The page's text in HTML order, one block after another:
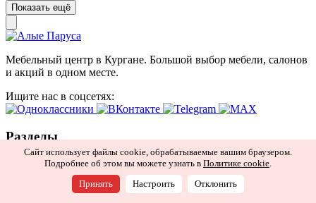
Показать ещё
Мебельный центр в Кургане. Большой выбор мебели, салонов
и акций в одном месте.
Ищите нас в соцсетях:
Разделы
Арендаторам Рассрочка и кредит Доставка Акции
Информация
Сайт использует файлы cookie, обрабатываемые вашим браузером.
Подробнее об этом вы можете узнать в Политике cookie.
Принять Настроить Отклонить